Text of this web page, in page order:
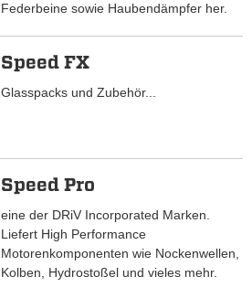
Federbeine sowie Haubendämpfer her.
Speed FX
Glasspacks und Zubehör...
Speed Pro
eine der DRiV Incorporated Marken.
Liefert High Performance
Motorenkomponenten wie Nockenwellen,
Kolben, Hydrostoßel und vieles mehr.